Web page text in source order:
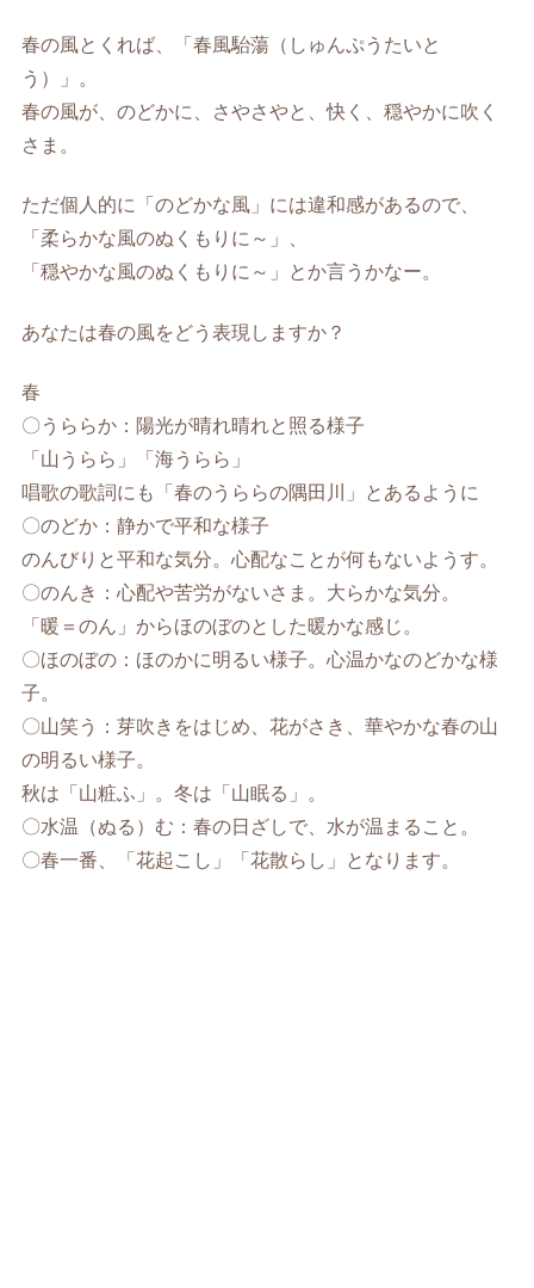
春の風とくれば、「春風駘蕩（しゅんぷうたいと
う）」。
春の風が、のどかに、さやさやと、快く、穏やかに吹く
さま。
ただ個人的に「のどかな風」には違和感があるので、
「柔らかな風のぬくもりに～」、
「穏やかな風のぬくもりに～」とか言うかなー。
あなたは春の風をどう表現しますか？
春
〇うららか：陽光が晴れ晴れと照る様子
「山うらら」「海うらら」
唱歌の歌詞にも「春のうららの隅田川」とあるように
〇のどか：静かで平和な様子
のんびりと平和な気分。心配なことが何もないようす。
〇のんき：心配や苦労がないさま。大らかな気分。
「暖＝のん」からほのぼのとした暖かな感じ。
〇ほのぼの：ほのかに明るい様子。心温かなのどかな様
子。
〇山笑う：芽吹きをはじめ、花がさき、華やかな春の山
の明るい様子。
秋は「山粧ふ」。冬は「山眠る」。
〇水温（ぬる）む：春の日ざしで、水が温まること。
〇春一番、「花起こし」「花散らし」となります。